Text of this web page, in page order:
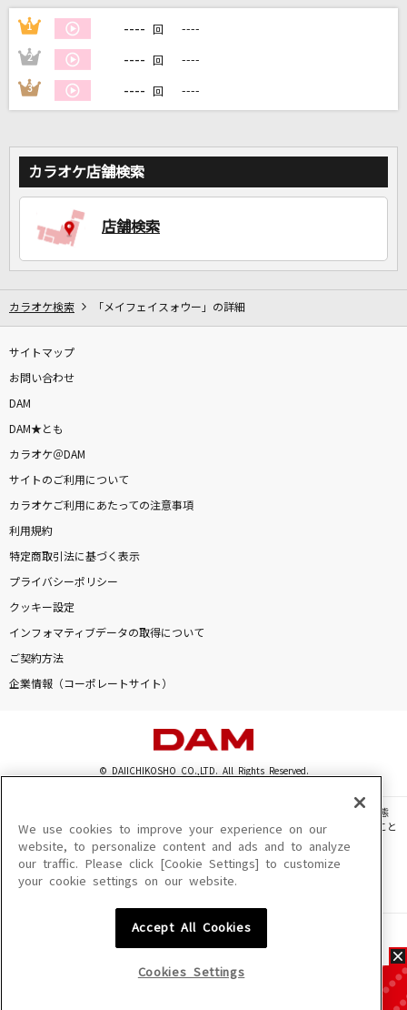
もーいーかい？
ファントムシータ
カラオケをもっと楽しもう！
1 ---- 回 ----
2 ---- 回 ----
3 ---- 回 ----
カラオケ店舗検索
店舗検索
カラオケ検索 「メイフェイスォウー」の詳細
サイトマップ
お問い合わせ
DAM
DAM★とも
カラオケ＠DAM
サイトのご利用について
カラオケご利用にあたっての注意事項
利用規約
特定商取引法に基づく表示
プライバシーポリシー
クッキー設定
インフォマティブデータの取得について
ご契約方法
企業情報（コーポレートサイト）
© DAIICHIKOSHO CO.,LTD. All Rights Reserved.
このサイトに掲載されている一切の文章・画像・写真・動画・音声等を、手段や形態
を問わず、著作権法の定める範囲を超えて無断で複製、転載、ファイル化などすること
を禁じます。
楽曲及びコンテンツは、機種によりご利用いただけない場合があります。
楽曲及びコンテンツの配信日、配信内容が変更になる場合があります。
We use cookies to improve your experience on our
website, to personalize content and ads and to analyze
our traffic. Please click [Cookie Settings] to customize
your cookie settings on our website.
Accept All Cookies
Cookies Settings